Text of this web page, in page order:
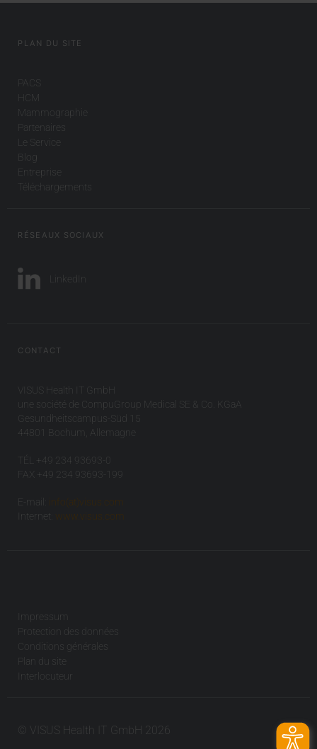
PLAN DU SITE
PACS
HCM
Mammographie
Partenaires
Le Service
Blog
Entreprise
Téléchargements
RÉSEAUX SOCIAUX
LinkedIn
CONTACT
VISUS Health IT GmbH
une société de CompuGroup Medical SE & Co. KGaA
Gesundheitscampus-Süd 15
44801 Bochum, Allemagne
TÉL +49 234 93693-0
FAX +49 234 93693-199
E-mail:
info(at)visus.com
Internet:
www.visus.com
Impressum
Protection des données
Conditions générales
Plan du site
Interlocuteur
© VISUS Health IT GmbH 2026